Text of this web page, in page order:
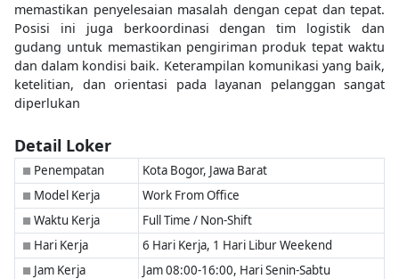
memastikan penyelesaian masalah dengan cepat dan tepat.
Posisi ini juga berkoordinasi dengan tim logistik dan
gudang untuk memastikan pengiriman produk tepat waktu
dan dalam kondisi baik. Keterampilan komunikasi yang baik,
ketelitian, dan orientasi pada layanan pelanggan sangat
diperlukan
Detail Loker
■ Penempatan Kota Bogor, Jawa Barat
■ Model Kerja Work From Office
■ Waktu Kerja Full Time / Non-Shift
■ Hari Kerja 6 Hari Kerja, 1 Hari Libur Weekend
■ Jam Kerja Jam 08:00-16:00, Hari Senin-Sabtu